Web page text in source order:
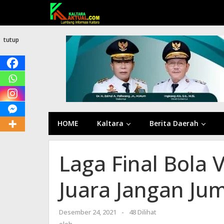
konten
HOME Kaltara Berita Daerah
tutup
Laga Final Bola
Juara Jangan
Desember 24, 2021 oleh
-
48 Dilihat